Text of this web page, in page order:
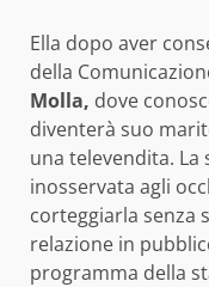
Ella dopo aver
della
Molla, dove
diventerà suo
una televendita. La
inosservata agli
corteggiarla senza
relazione in
programma della